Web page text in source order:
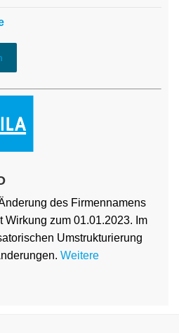
des Firmennamens
Wirkung zum 01.01.2023. Im
Umstrukturierung
Weitere